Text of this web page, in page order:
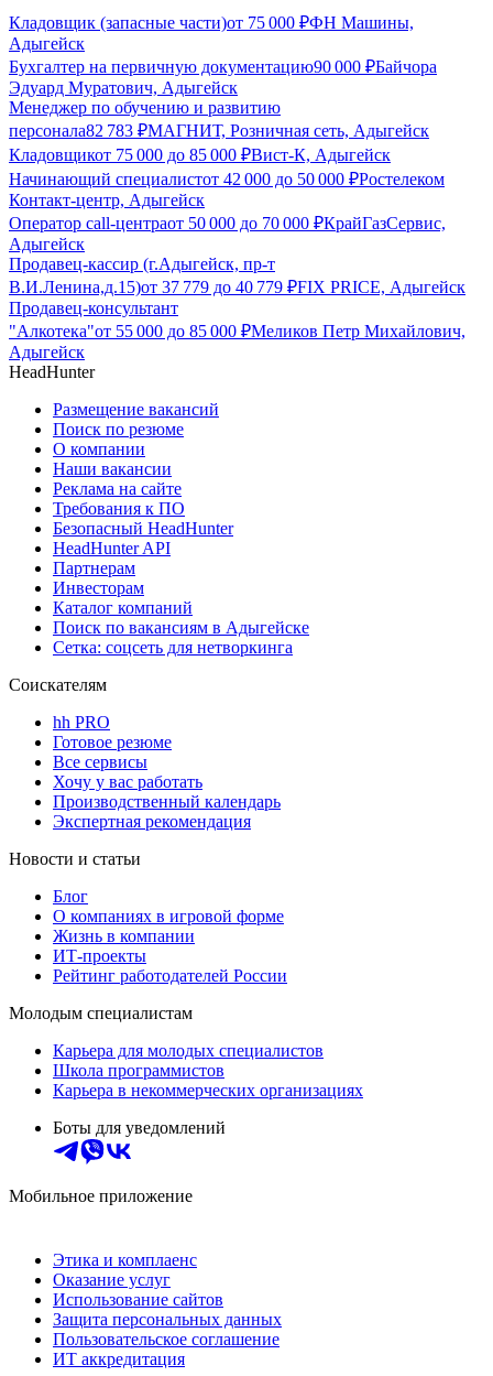
Кладовщик (запасные части)от 75 000 ₽ФН Машины,
Адыгейск
Бухгалтер на первичную документацию90 000 ₽Байчора
Эдуард Муратович, Адыгейск
Менеджер по обучению и развитию
персонала82 783 ₽МАГНИТ, Розничная сеть, Адыгейск
Кладовщикот 75 000 до 85 000 ₽Вист-К, Адыгейск
Начинающий специалистот 42 000 до 50 000 ₽Ростелеком
Контакт-центр, Адыгейск
Оператор call-центраот 50 000 до 70 000 ₽КрайГазСервис,
Адыгейск
Продавец-кассир (г.Адыгейск, пр-т
В.И.Ленина,д.15)от 37 779 до 40 779 ₽FIX PRICE, Адыгейск
Продавец-консультант
"Алкотека"от 55 000 до 85 000 ₽Меликов Петр Михайлович,
Адыгейск
HeadHunter
Размещение вакансий
Поиск по резюме
О компании
Наши вакансии
Реклама на сайте
Требования к ПО
Безопасный HeadHunter
HeadHunter API
Партнерам
Инвесторам
Каталог компаний
Поиск по вакансиям в Адыгейске
Сетка: соцсеть для нетворкинга
Соискателям
hh PRO
Готовое резюме
Все сервисы
Хочу у вас работать
Производственный календарь
Экспертная рекомендация
Новости и статьи
Блог
О компаниях в игровой форме
Жизнь в компании
ИТ-проекты
Рейтинг работодателей России
Молодым специалистам
Карьера для молодых специалистов
Школа программистов
Карьера в некоммерческих организациях
Боты для уведомлений
Мобильное приложение
Этика и комплаенс
Оказание услуг
Использование сайтов
Защита персональных данных
Пользовательское соглашение
ИТ аккредитация